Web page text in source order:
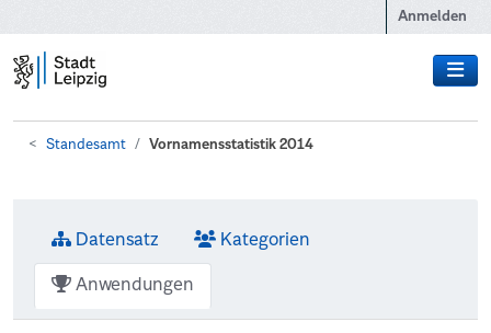
Anmelden
Standesamt Vornamensstatistik 2014
Datensatz Kategorien
Anwendungen